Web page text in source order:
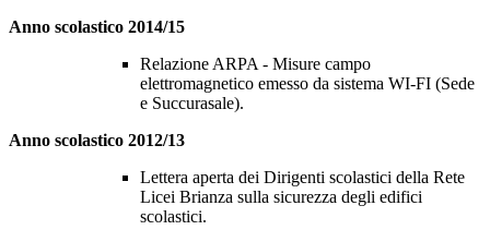
Anno scolastico 2014/15
Relazione ARPA - Misure campo
elettromagnetico emesso da sistema WI-FI (Sede
e Succurasale).
Anno scolastico 2012/13
Lettera aperta dei Dirigenti scolastici della Rete
Licei Brianza sulla sicurezza degli edifici
scolastici.